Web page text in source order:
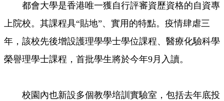
都會大學是香港唯一獲自行評審資歷資格的自資專
上院校。其課程具“貼地”、實用的特點。疫情肆虐三
年，該校先後增設護理學學士學位課程、醫療化驗科學
榮譽理學士課程，首批學生將於今年9月入讀。
校園內也新設多個教學培訓實驗室，包括去年底投